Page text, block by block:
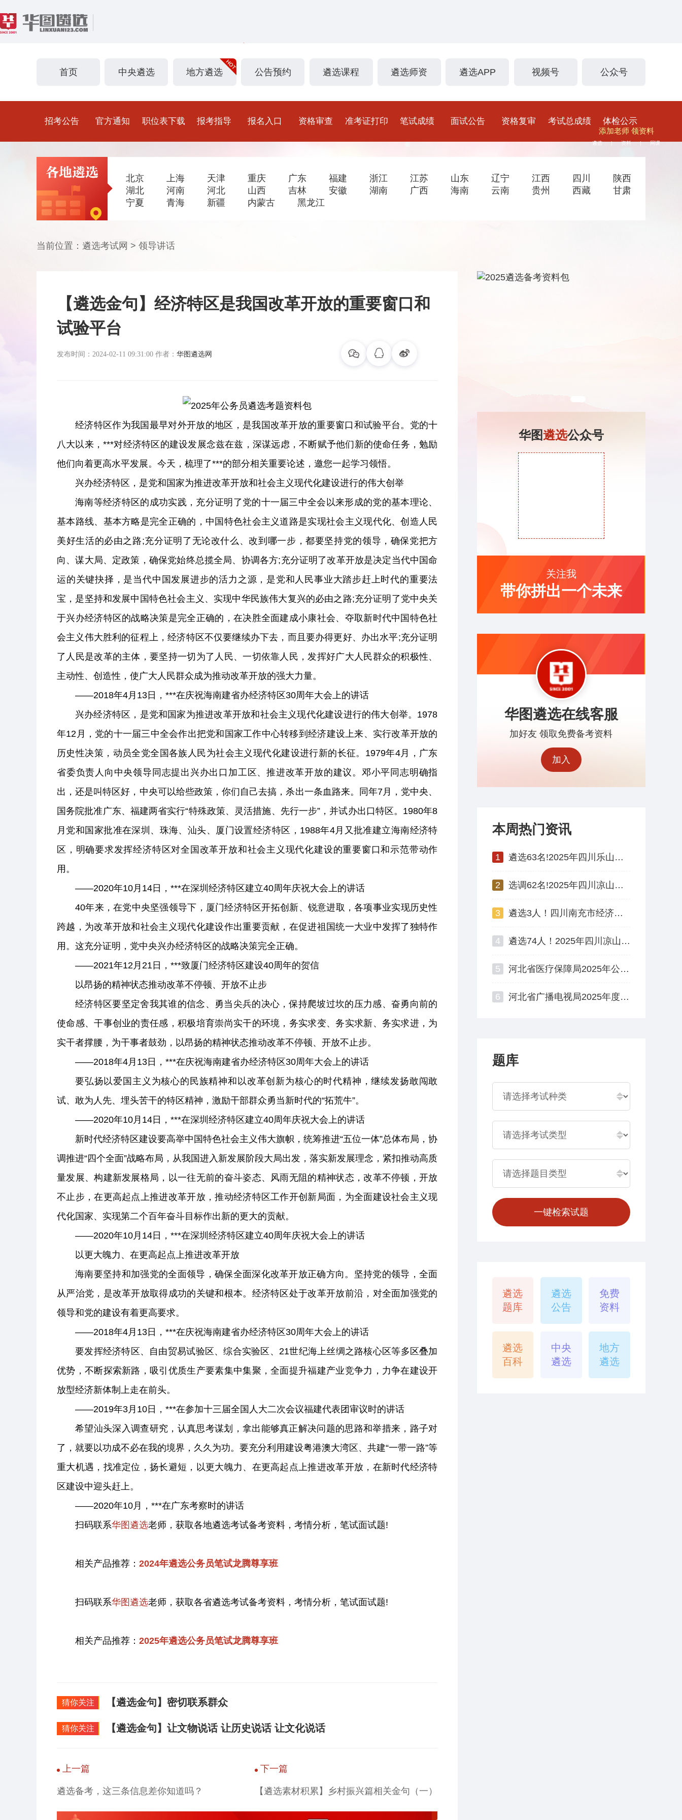
首页 中央遴选 地方遴选 公告预约 遴选课程 遴选师资 遴选APP 视频号 公众号
招考公告 官方通知 职位表下载 报考指导 报名入口 资格审查 准考证打印 笔试成绩 面试公告 资格复审 考试总成绩 体检公示
北京 上海 天津 重庆 广东 福建 浙江 江苏 山东 辽宁 江西 四川
陕西
湖北
河南 河北 山西 吉林 安徽 湖南 广西 海南 云南 贵州 西藏
甘肃
宁夏
青海 新疆 内蒙古 黑龙江
当前位置： 遴选考试网 > 领导讲话
【遴选金句】经济特区是我国改革开放的重要窗口和
试验平台
发布时间：2024-02-11 09:31:00 作者： 华图遴选网
经济特区作为我国最早对外开放的地区，是我国改革开放的重要窗口和试验平台。党的十
八大以来，***对经济特区的建设发展念兹在兹，深谋远虑，不断赋予他们新的使命任务，勉励
他们向着更高水平发展。今天，梳理了***的部分相关重要论述，邀您一起学习领悟。
兴办经济特区，是党和国家为推进改革开放和社会主义现代化建设进行的伟大创举
海南等经济特区的成功实践，充分证明了党的十一届三中全会以来形成的党的基本理论、
基本路线、基本方略是完全正确的，中国特色社会主义道路是实现社会主义现代化、创造人民
美好生活的必由之路;充分证明了无论改什么、改到哪一步，都要坚持党的领导，确保党把方
向、谋大局、定政策，确保党始终总揽全局、协调各方;充分证明了改革开放是决定当代中国命
运的关键抉择，是当代中国发展进步的活力之源，是党和人民事业大踏步赶上时代的重要法
宝，是坚持和发展中国特色社会主义、实现中华民族伟大复兴的必由之路;充分证明了党中央关
于兴办经济特区的战略决策是完全正确的，在决胜全面建成小康社会、夺取新时代中国特色社
会主义伟大胜利的征程上，经济特区不仅要继续办下去，而且要办得更好、办出水平;充分证明
了人民是改革的主体，要坚持一切为了人民、一切依靠人民，发挥好广大人民群众的积极性、
主动性、创造性，使广大人民群众成为推动改革开放的强大力量。
——2018年4月13日，***在庆祝海南建省办经济特区30周年大会上的讲话
兴办经济特区，是党和国家为推进改革开放和社会主义现代化建设进行的伟大创举。1978
年12月，党的十一届三中全会作出把党和国家工作中心转移到经济建设上来、实行改革开放的
历史性决策，动员全党全国各族人民为社会主义现代化建设进行新的长征。1979年4月，广东
省委负责人向中央领导同志提出兴办出口加工区、推进改革开放的建议。邓小平同志明确指
出，还是叫特区好，中央可以给些政策，你们自己去搞，杀出一条血路来。同年7月，党中央、
国务院批准广东、福建两省实行“特殊政策、灵活措施、先行一步”，并试办出口特区。1980年8
月党和国家批准在深圳、珠海、汕头、厦门设置经济特区，1988年4月又批准建立海南经济特
区，明确要求发挥经济特区对全国改革开放和社会主义现代化建设的重要窗口和示范带动作
用。
——2020年10月14日，***在深圳经济特区建立40周年庆祝大会上的讲话
40年来，在党中央坚强领导下，厦门经济特区开拓创新、锐意进取，各项事业实现历史性
跨越，为改革开放和社会主义现代化建设作出重要贡献，在促进祖国统一大业中发挥了独特作
用。这充分证明，党中央兴办经济特区的战略决策完全正确。
——2021年12月21日，***致厦门经济特区建设40周年的贺信
以昂扬的精神状态推动改革不停顿、开放不止步
经济特区要坚定舍我其谁的信念、勇当尖兵的决心，保持爬坡过坎的压力感、奋勇向前的
使命感、干事创业的责任感，积极培育崇尚实干的环境，务实求变、务实求新、务实求进，为
实干者撑腰，为干事者鼓劲，以昂扬的精神状态推动改革不停顿、开放不止步。
——2018年4月13日，***在庆祝海南建省办经济特区30周年大会上的讲话
要弘扬以爱国主义为核心的民族精神和以改革创新为核心的时代精神，继续发扬敢闯敢
试、敢为人先、埋头苦干的特区精神，激励干部群众勇当新时代的“拓荒牛”。
——2020年10月14日，***在深圳经济特区建立40周年庆祝大会上的讲话
新时代经济特区建设要高举中国特色社会主义伟大旗帜，统筹推进“五位一体”总体布局，协
调推进“四个全面”战略布局，从我国进入新发展阶段大局出发，落实新发展理念，紧扣推动高质
量发展、构建新发展格局，以一往无前的奋斗姿态、风雨无阻的精神状态，改革不停顿，开放
不止步，在更高起点上推进改革开放，推动经济特区工作开创新局面，为全面建设社会主义现
代化国家、实现第二个百年奋斗目标作出新的更大的贡献。
——2020年10月14日，***在深圳经济特区建立40周年庆祝大会上的讲话
以更大魄力、在更高起点上推进改革开放
海南要坚持和加强党的全面领导，确保全面深化改革开放正确方向。坚持党的领导，全面
从严治党，是改革开放取得成功的关键和根本。经济特区处于改革开放前沿，对全面加强党的
领导和党的建设有着更高要求。
——2018年4月13日，***在庆祝海南建省办经济特区30周年大会上的讲话
要发挥经济特区、自由贸易试验区、综合实验区、21世纪海上丝绸之路核心区等多区叠加
优势，不断探索新路，吸引优质生产要素集中集聚，全面提升福建产业竞争力，力争在建设开
放型经济新体制上走在前头。
——2019年3月10日，***在参加十三届全国人大二次会议福建代表团审议时的讲话
希望汕头深入调查研究，认真思考谋划，拿出能够真正解决问题的思路和举措来，路子对
了，就要以功成不必在我的境界，久久为功。要充分利用建设粤港澳大湾区、共建“一带一路”等
重大机遇，找准定位，扬长避短，以更大魄力、在更高起点上推进改革开放，在新时代经济特
区建设中迎头赶上。
——2020年10月，***在广东考察时的讲话
扫码联系华图遴选老师，获取各地遴选考试备考资料，考情分析，笔试面试题!
相关产品推荐： 2024年遴选公务员笔试龙腾尊享班
扫码联系华图遴选老师，获取各省遴选考试备考资料，考情分析，笔试面试题!
相关产品推荐： 2025年遴选公务员笔试龙腾尊享班
猜你关注 【遴选金句】密切联系群众
猜你关注 【遴选金句】让文物说话 让历史说话 让文化说话
上一篇
遴选备考，这三条信息差你知道吗？
下一篇
【遴选素材积累】乡村振兴篇相关金句（一）
华图遴选公众号
关注我
带你拼出一个未来
华图遴选在线客服
加好友 领取免费备考资料
加入
本周热门资讯
1 遴选63名!2025年四川乐山市市级机关 公开遴选公务员公告
2 选调62名!2025年四川凉山州州属事业单位公开选调工作人员公告
3 遴选3人！四川南充市经济和信息化局公开遴选公务员公告
4 遴选74人！2025年四川凉山州州直机关公开遴选公务员
5 河北省医疗保障局2025年公开遴选公务员面试资格复审公告
6 河北省广播电视局2025年度公开遴选公务员资格复审公告
题库
遴选
题库
遴选
公告
免费
资料
遴选
百科
中央
遴选
地方
遴选
添加老师 领资料
遴选 | 资料 | 网课